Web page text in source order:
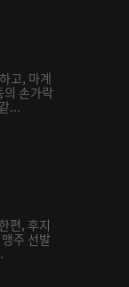
고, 마계
의 손가락
...
편, 후지
주 선발